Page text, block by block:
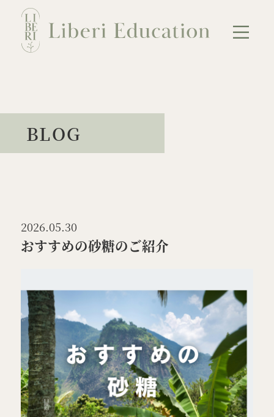
content
LOGIN / 会員登録
講座のご案内
母のための連続講座
BLOG
特定商取引法表示
BLOG
2026.05.30
おすすめの砂糖のご紹介